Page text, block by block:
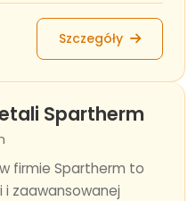
Szczegóły
Spartherm
firmie Spartherm to
i zaawansowanej